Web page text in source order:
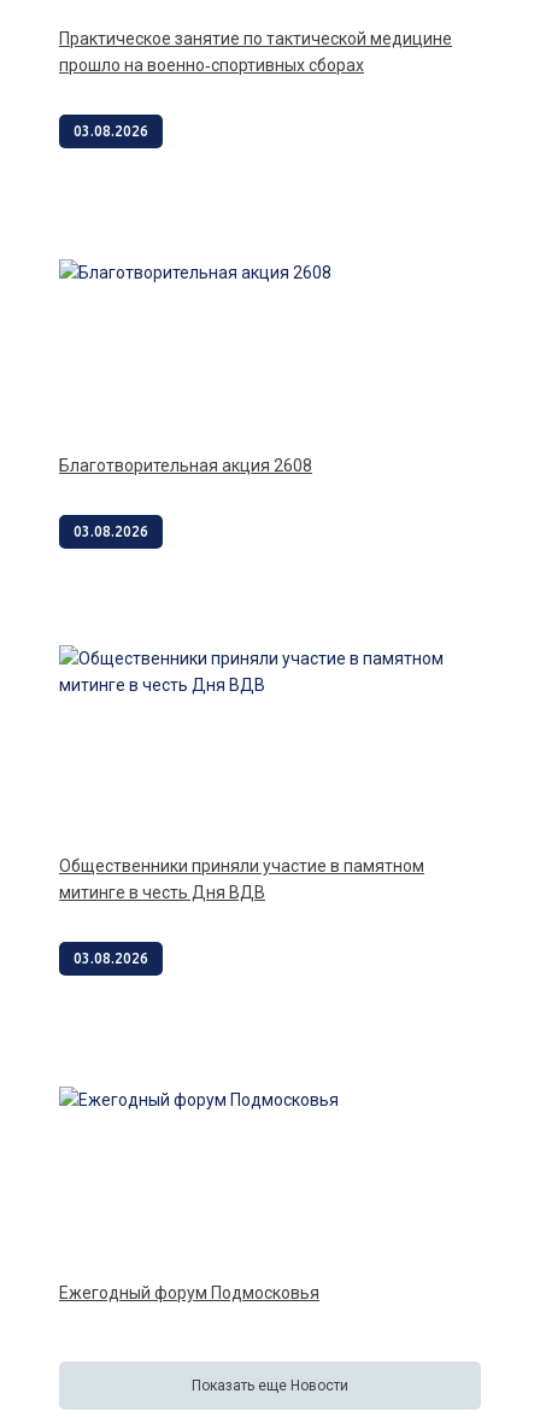
Практическое занятие по тактической медицине
прошло на военно‑спортивных сборах
03.08.2026
Благотворительная акция 2608
03.08.2026
Общественники приняли участие в памятном
митинге в честь Дня ВДВ
03.08.2026
Ежегодный форум Подмосковья
Показать еще Новости